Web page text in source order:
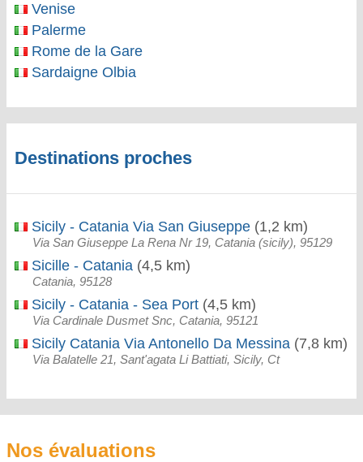
Venise
Palerme
Rome de la Gare
Sardaigne Olbia
Destinations proches
Sicily - Catania Via San Giuseppe (1,2 km)
Via San Giuseppe La Rena Nr 19, Catania (sicily), 95129
Sicille - Catania (4,5 km)
Catania, 95128
Sicily - Catania - Sea Port (4,5 km)
Via Cardinale Dusmet Snc, Catania, 95121
Sicily Catania Via Antonello Da Messina (7,8 km)
Via Balatelle 21, Sant'agata Li Battiati, Sicily, Ct
Nos évaluations